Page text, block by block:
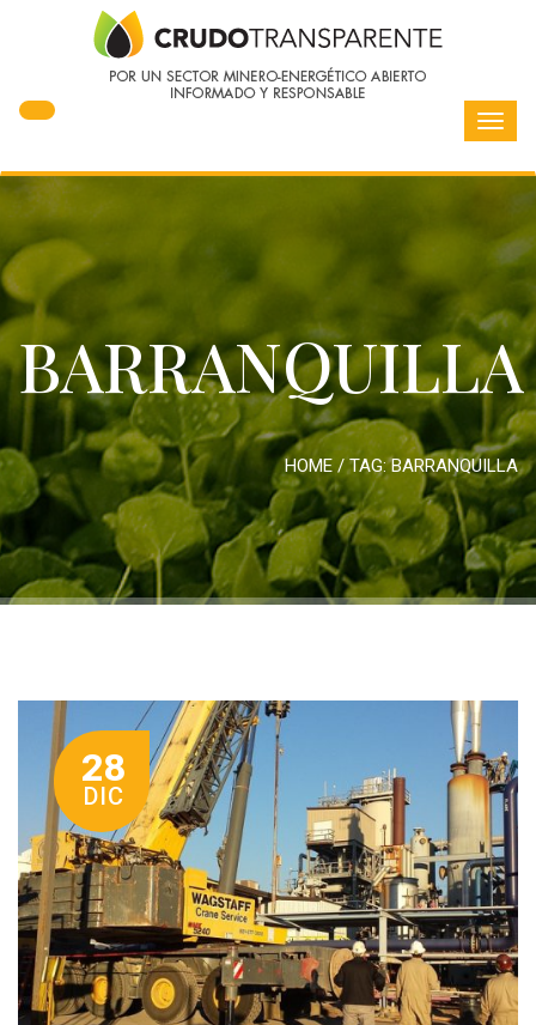
BARRANQUILLA
HOME / TAG:BARRANQUILLA
28
DIC